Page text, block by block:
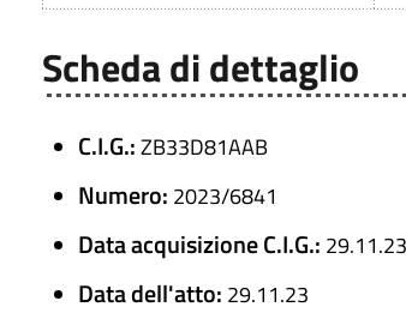
Scheda di dettaglio
C.I.G.:ZB33D81AAB
Numero: 2023/6841
Data acquisizione C.I.G.: 29.11.23
Data dell'atto: 29.11.23